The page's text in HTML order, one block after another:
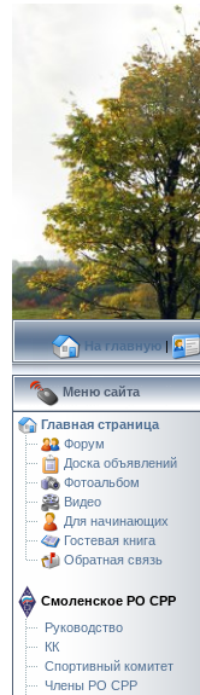
На главную|
Меню сайта
Главная страница
Форум
Доска объявлений
Фотоальбом
Видео
Для начинающих
Гостевая книга
Обратная связь
Смоленское РО СРР
Руководство
КК
Спортивный комитет
Члены РО СРР